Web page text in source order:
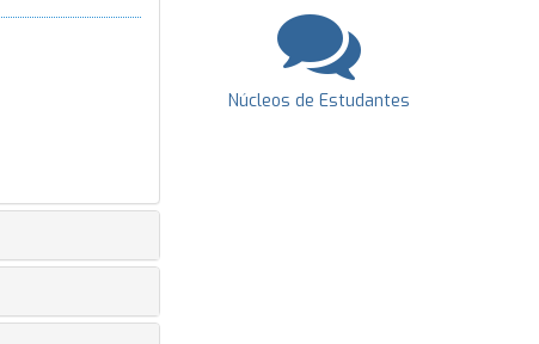
Núcleos de Estudantes